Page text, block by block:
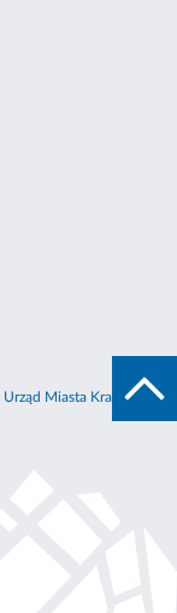
Urząd Miasta Krakowa